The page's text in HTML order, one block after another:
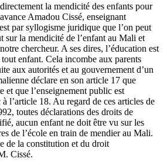
la mendicité des enfants pour
Amadou Cissé, enseignant
par syllogisme juridique que l’on peut
sur la mendicité de l’enfant au Mali et
chercheur. A ses dires, l’éducation est
enfant. Cela incombe aux parents
aux autorités et au gouvernement d’un
déclare en son article 17 que
et que l’enseignement public est
l’article 18. Au regard de ces articles de
toutes déclarations des droits de
aucun enfant ne doit être vu sur les
de l’école en train de mendier au Mali.
de la constitution et du droit
Cissé.